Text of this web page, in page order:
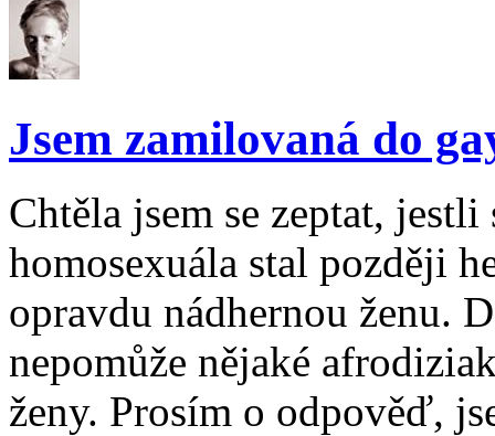
Jsem zamilovaná do
Chtěla jsem se zeptat,
homosexuála stal později
opravdu nádhernou ženu.
nepomůže nějaké
ženy. Prosím o odpověď,